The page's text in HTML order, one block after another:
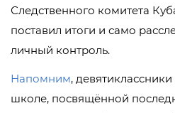
Следственного комитета
поставил итоги и само
личный контроль.
Напомним,
школе, посвящённой